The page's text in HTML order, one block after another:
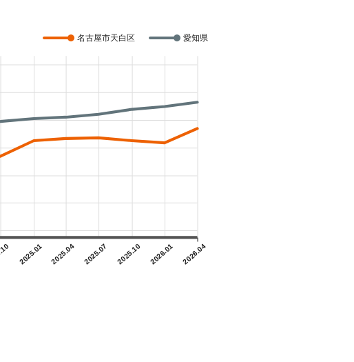
名古屋市天白区 愛知県
2025.01 2025.04 2025.07 2025.10 2026.01 2026.04